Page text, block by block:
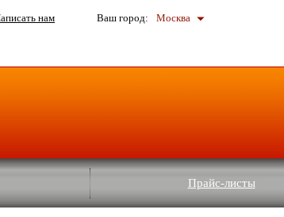
нам Ваш город: Москва
Прайс-листы